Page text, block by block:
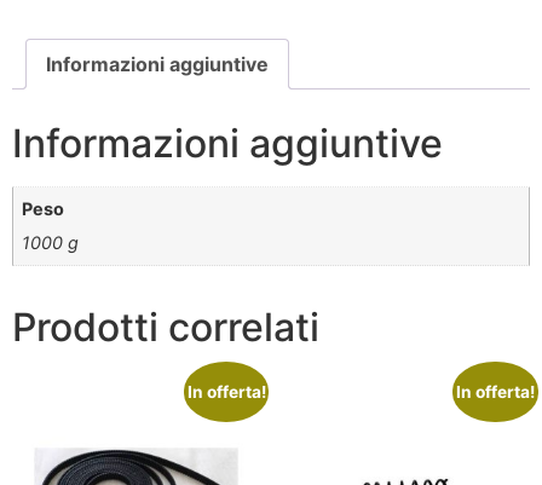
Informazioni aggiuntive
Informazioni aggiuntive
Peso
1000 g
Prodotti correlati
In offerta! In offerta!